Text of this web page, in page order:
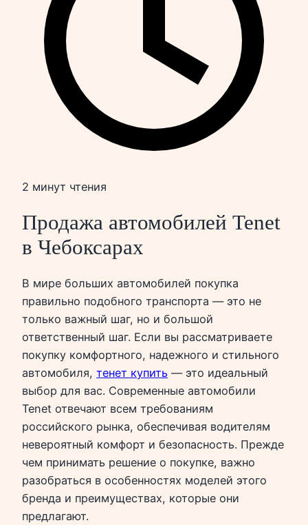
2 минут чтения
Продажа автомобилей Tenet
в Чебоксарах
В мире больших автомобилей покупка
правильно подобного транспорта — это не
только важный шаг, но и большой
ответственный шаг. Если вы рассматриваете
покупку комфортного, надежного и стильного
автомобиля, тенет купить — это идеальный
выбор для вас. Современные автомобили
Tenet отвечают всем требованиям
российского рынка, обеспечивая водителям
невероятный комфорт и безопасность. Прежде
чем принимать решение о покупке, важно
разобраться в особенностях моделей этого
бренда и преимуществах, которые они
предлагают.